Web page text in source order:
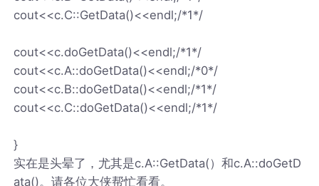
cout<<c.C::GetData()<<endl;/*1*/
cout<<c.doGetData()<<endl;/*1*/
cout<<c.A::doGetData()<<endl;/*0*/
cout<<c.B::doGetData()<<endl;/*1*/
cout<<c.C::doGetData()<<endl;/*1*/
}
实在是头晕了，尤其是c.A::GetData(）和c.A::doGetD
ata()。请各位大侠帮忙看看。